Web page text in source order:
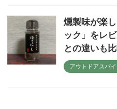
燻製味が楽
ック」をレ
との違いも
アウトドアスパイ